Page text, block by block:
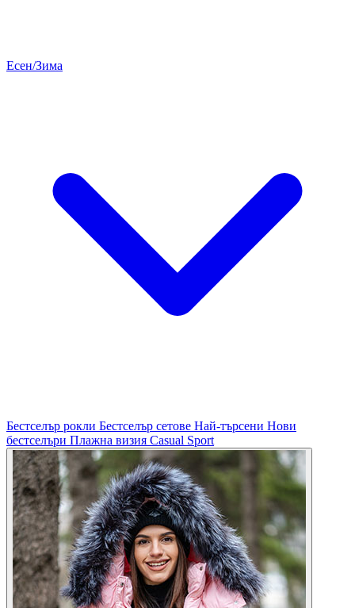
Есен/Зима
Бестселър рокли Бестселър сетове Най-търсени Нови
бестселъри Плажна визия Casual Sport